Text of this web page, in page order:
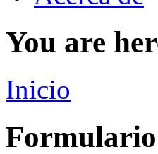
You are
Inicio
Formulario